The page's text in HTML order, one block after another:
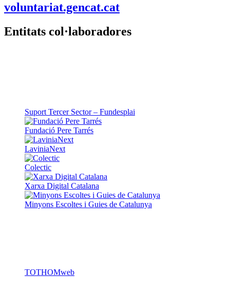
voluntariat.gencat.cat
Entitats col·laboradores
Suport Tercer Sector – Fundesplai
Fundació Pere Tarrés
LaviniaNext
Colectic
Xarxa Digital Catalana
Minyons Escoltes i Guies de Catalunya